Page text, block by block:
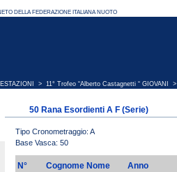
> 11° Trofeo “Alberto Castagnetti “ GIOVANI >
50 Rana Esordienti A F (Serie)
Tipo Cronometraggio: A
Base Vasca: 50
N° Cognome Nome Anno